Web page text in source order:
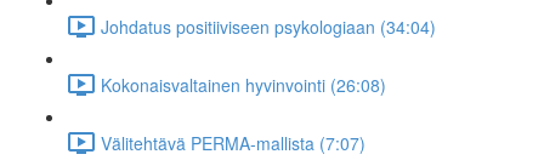
Johdatus positiiviseen psykologiaan (34:04)
Kokonaisvaltainen hyvinvointi (26:08)
Välitehtävä PERMA-mallista (7:07)